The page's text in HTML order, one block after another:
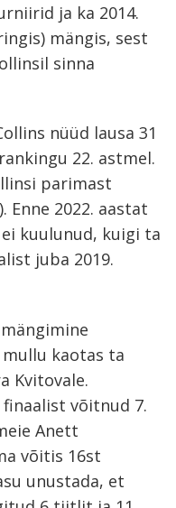
ja ka 2014.
mängis, sest
sinna
nüüd lausa 31
22. astmel.
parimast
Enne 2022. aastat
kuulunud, kuigi ta
juba 2019.
kaotas ta
Kvitovale.
finaalist võitnud 7.
Anett
võitis 16st
unustada, et